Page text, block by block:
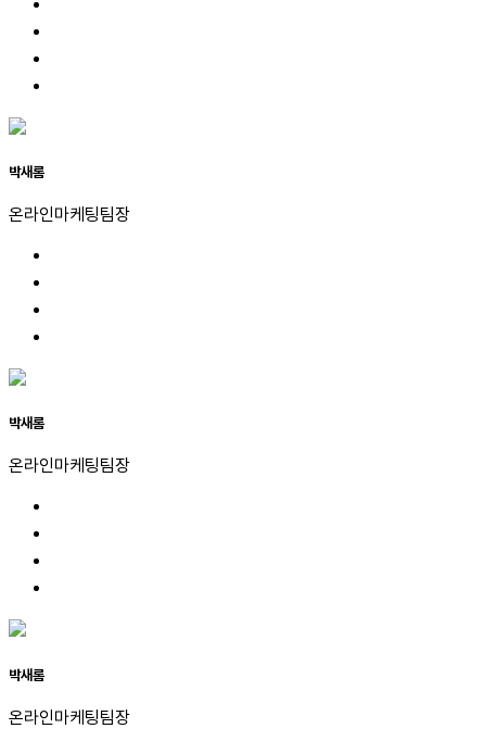
박새롬
온라인마케팅팀장
박새롬
온라인마케팅팀장
박새롬
온라인마케팅팀장